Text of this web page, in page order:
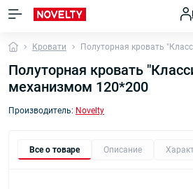
Кровати Полуторная кровать
Полуторная кровать
механизмом 120*200
Производитель: Novelty
Все о товаре Описание